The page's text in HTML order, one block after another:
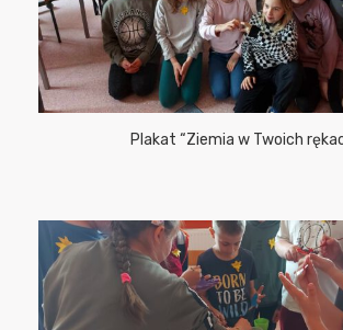
Plakat “Ziemia w Twoich